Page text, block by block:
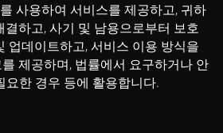
사용하여 서비스를 제공하고, 귀하
결하고, 사기 및 남용으로부터 보호
업데이트하고, 서비스 이용 방식을
제공하며, 법률에서 요구하거나 안
요한 경우 등에 활용합니다.